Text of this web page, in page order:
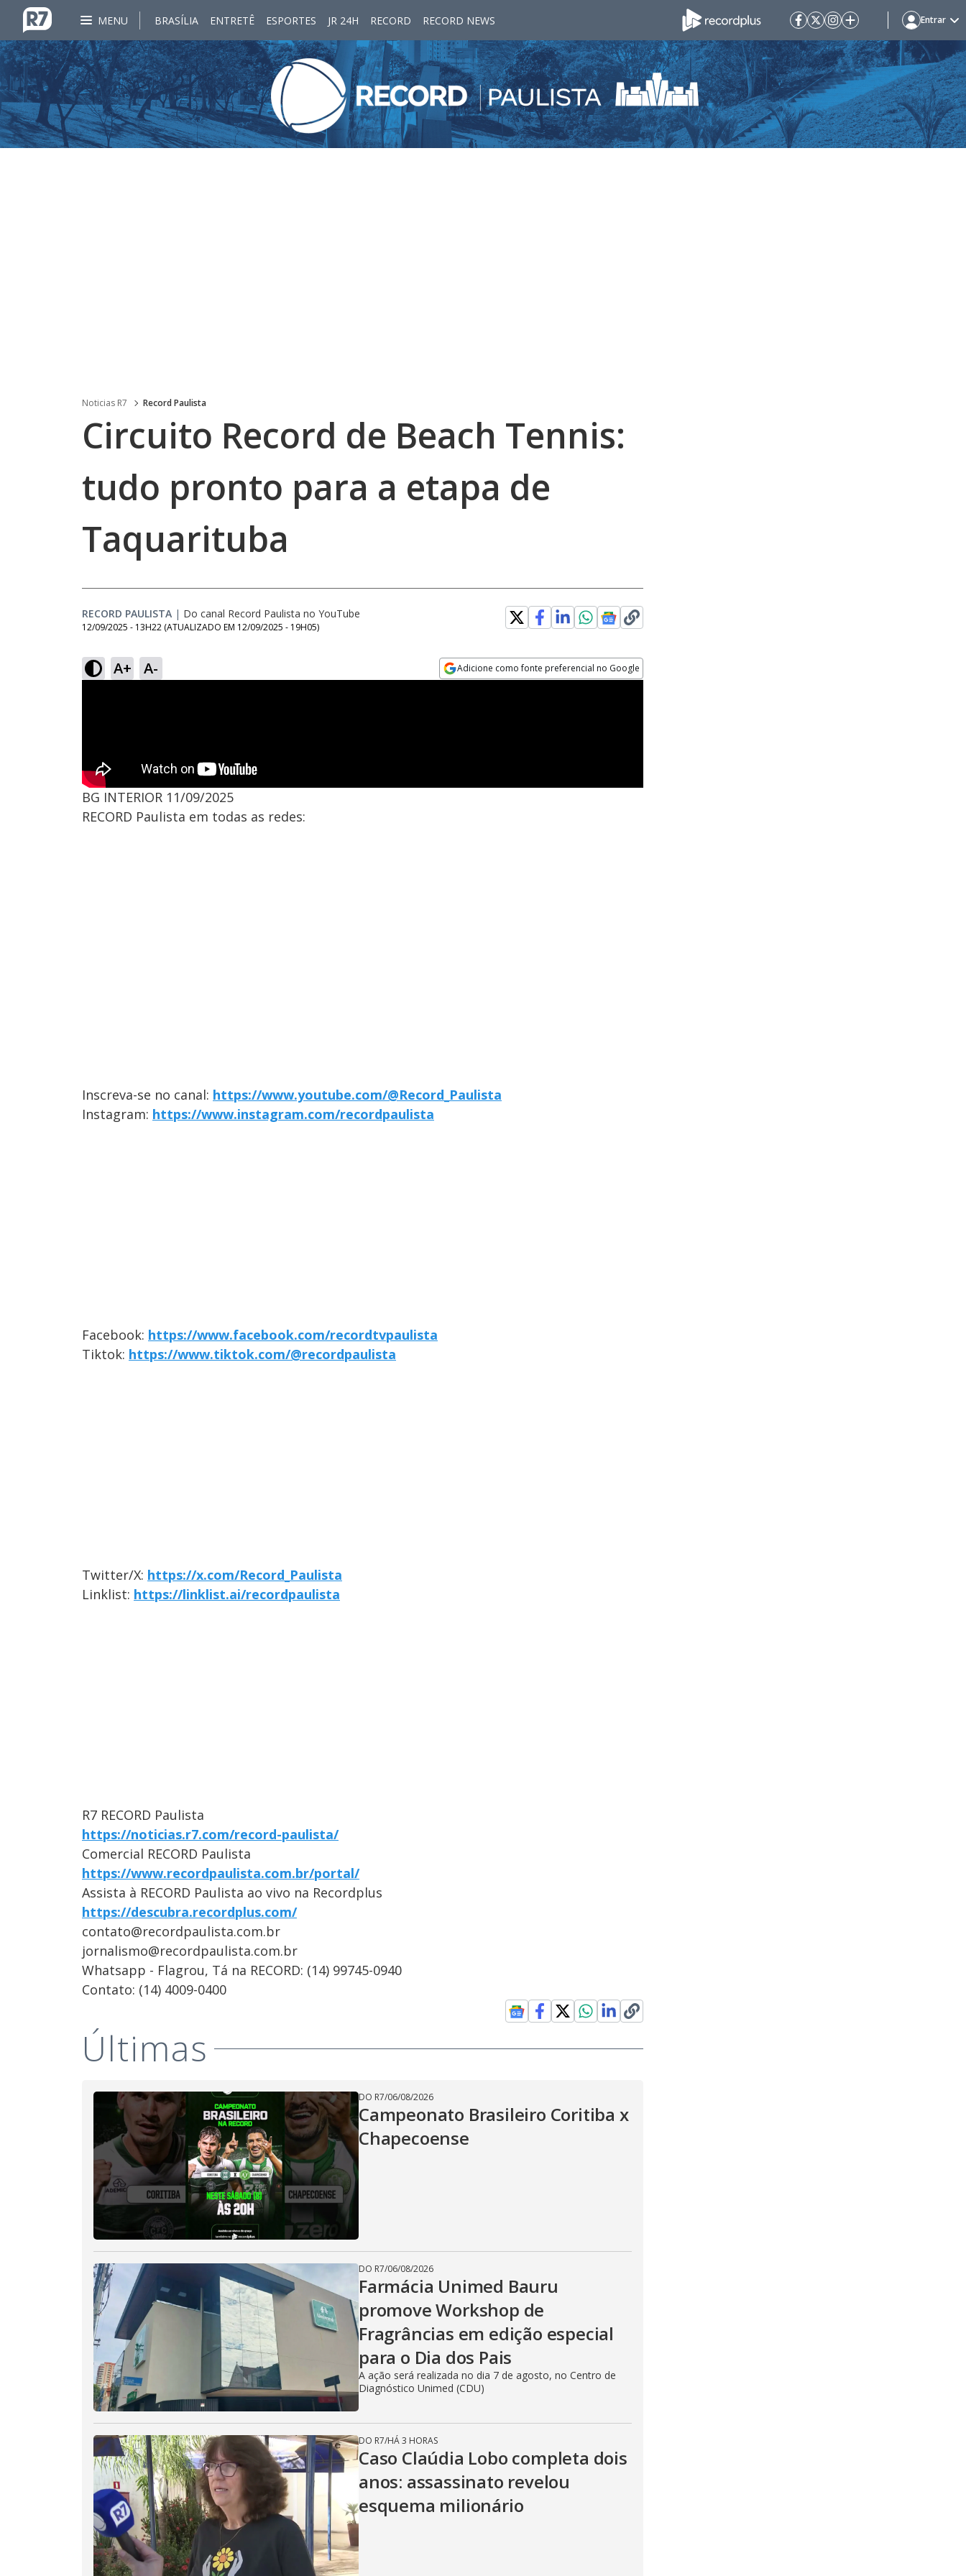
MENU BRASÍLIA ENTRETÊ ESPORTES JR 24H RECORD RECORD NEWS Entrar
Noticias R7 Record Paulista
Circuito Record de Beach Tennis:
tudo pronto para a etapa de
Taquarituba
RECORD PAULISTA | Do canal Record Paulista no YouTube
12/09/2025 - 13H22 (ATUALIZADO EM 12/09/2025 - 19H05)
A+ A- Adicione como fonte preferencial no Google
BG INTERIOR 11/09/2025
RECORD Paulista em todas as redes:
Inscreva-se no canal: https://www.youtube.com/@Record_Paulista
Instagram: https://www.instagram.com/recordpaulista
Facebook: https://www.facebook.com/recordtvpaulista
Tiktok: https://www.tiktok.com/@recordpaulista
Twitter/X: https://x.com/Record_Paulista
Linklist: https://linklist.ai/recordpaulista
R7 RECORD Paulista
https://noticias.r7.com/record-paulista/
Comercial RECORD Paulista
https://www.recordpaulista.com.br/portal/
Assista à RECORD Paulista ao vivo na Recordplus
https://descubra.recordplus.com/
contato@recordpaulista.com.br
jornalismo@recordpaulista.com.br
Whatsapp - Flagrou, Tá na RECORD: (14) 99745-0940
Contato: (14) 4009-0400
Últimas
DO R7/06/08/2026
Campeonato Brasileiro Coritiba x
Chapecoense
DO R7/06/08/2026
Farmácia Unimed Bauru
promove Workshop de
Fragrâncias em edição especial
para o Dia dos Pais
A ação será realizada no dia 7 de agosto, no Centro de
Diagnóstico Unimed (CDU)
DO R7/HÁ 3 HORAS
Caso Claúdia Lobo completa dois
anos: assassinato revelou
esquema milionário